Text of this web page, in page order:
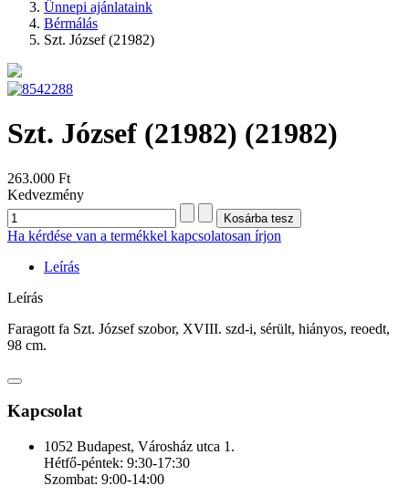
Ünnepi ajánlataink
Bérmálás
Szt. József (21982)
Szt. József (21982) (21982)
263.000 Ft
Kedvezmény
Ha kérdése van a termékkel kapcsolatosan írjon
Leírás
Leírás
Faragott fa Szt. József szobor, XVIII. szd-i, sérült, hiányos, reoedt,
98 cm.
Kapcsolat
1052 Budapest, Városház utca 1.
Hétfő-péntek: 9:30-17:30
Szombat: 9:00-14:00